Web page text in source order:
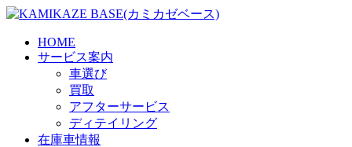
Skip
content
HOME
サービス案内
車選び
買取
アフターサービス
ディテイリング
在庫車情報